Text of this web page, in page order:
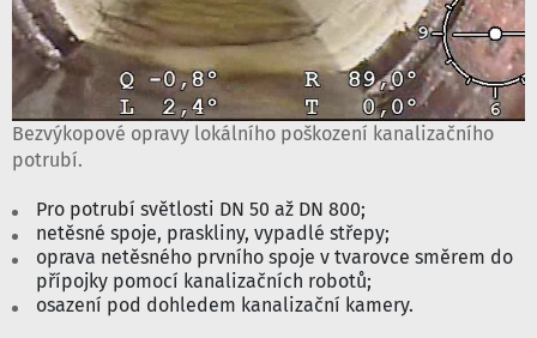
Bezvýkopové opravy lokálního poškození kanalizačního
potrubí.
Pro potrubí světlosti DN 50 až DN 800;
netěsné spoje, praskliny, vypadlé střepy;
oprava netěsného prvního spoje v tvarovce směrem do
přípojky pomocí kanalizačních robotů;
osazení pod dohledem kanalizační kamery.